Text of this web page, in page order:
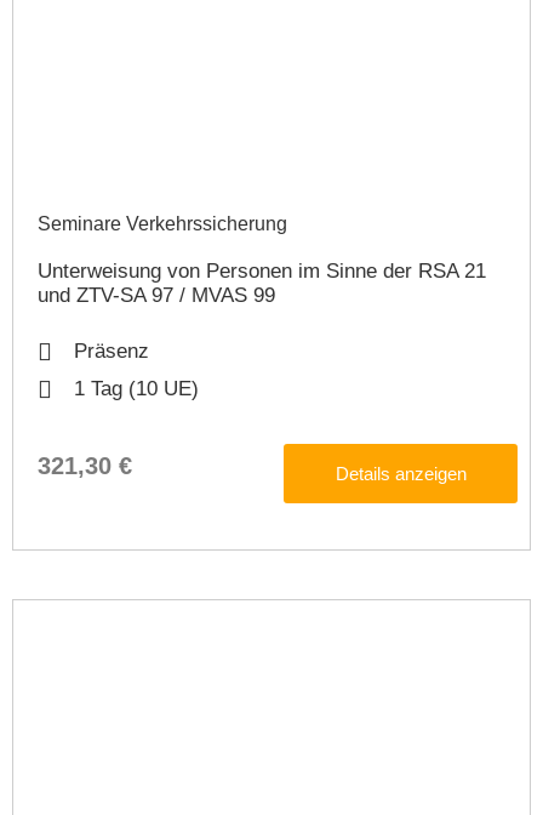
Seminare Verkehrssicherung​
Unterweisung von Personen im Sinne der RSA 21
und ZTV-SA 97 / MVAS 99
Präsenz
1 Tag (10 UE)
321,30 € Details anzeigen